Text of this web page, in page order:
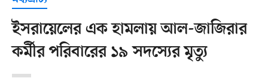
ইসরায়েলের এক হামলায় আল-জাজিরার
কর্মীর পরিবারের ১৯ সদস্যের মৃত্যু